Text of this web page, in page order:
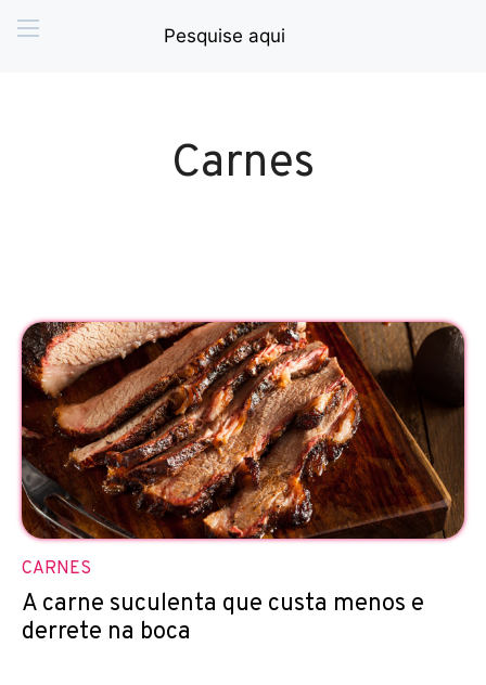
Carnes
CARNES
A carne suculenta que custa menos e
derrete na boca